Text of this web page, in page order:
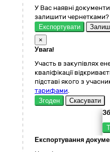
У Вас наявні
залишити чернетками?
Експортувати
×
Увага!
Участь в закупівлях
кваліфікації
підставі якого з
тарифами.
Згоден
Скасувати
Експортування